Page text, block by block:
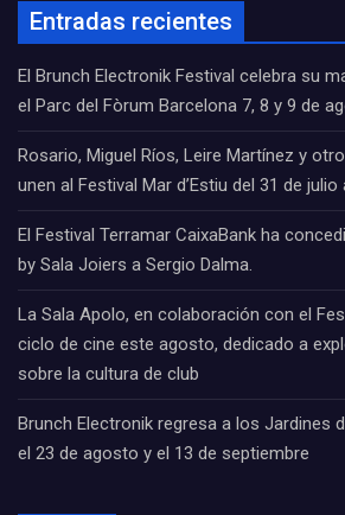
Entradas recientes
El Brunch Electronik Festival celebra su
el Parc del Fòrum Barcelona 7, 8 y 9 de
Rosario, Miguel Ríos, Leire Martínez y
unen al Festival Mar d’Estiu del 31 de
El Festival Terramar CaixaBank ha
by Sala Joiers a Sergio Dalma.
La Sala Apolo, en colaboración con el
ciclo de cine este agosto, dedicado a
sobre la cultura de club
Brunch Electronik regresa a los Jardines
el 23 de agosto y el 13 de septiembre